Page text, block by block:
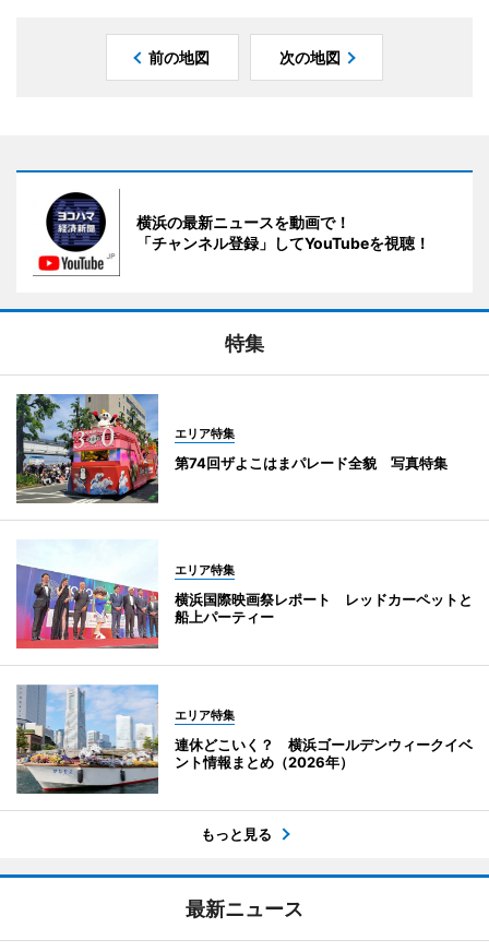
前の地図 次の地図
横浜の最新ニュースを動画で！
「チャンネル登録」してYouTubeを視聴！
特集
エリア特集
第74回ザよこはまパレード全貌 写真特集
エリア特集
横浜国際映画祭レポート レッドカーペットと
船上パーティー
エリア特集
連休どこいく？ 横浜ゴールデンウィークイベ
ント情報まとめ（2026年）
もっと見る
最新ニュース